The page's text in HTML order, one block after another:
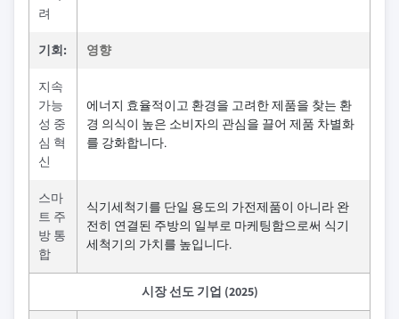
려
기회: 영향
지속
가능
성 중
심 혁
신
에너지 효율적이고 환경을 고려한 제품을 찾는 환
경 의식이 높은 소비자의 관심을 끌어 제품 차별화
를 강화합니다.
스마
트 주
방 통
합
식기세척기를 단일 용도의 가전제품이 아니라 완
전히 연결된 주방의 일부로 마케팅함으로써 식기
세척기의 가치를 높입니다.
시장 선도 기업 (2025)